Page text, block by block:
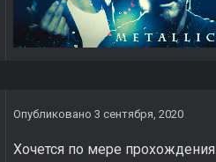
Опубликовано 3 сентября, 2020
Хочется по мере